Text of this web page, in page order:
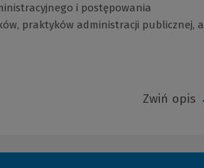
i postępowania
praktyków administracji publicznej, a
Zwiń opis